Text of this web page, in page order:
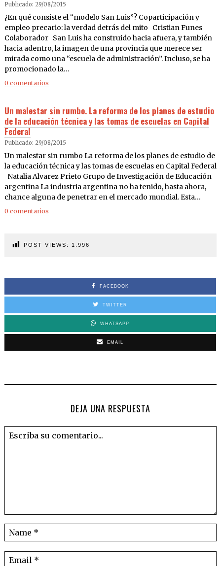
Publicado: 29/08/2015
¿En qué consiste el “modelo San Luis”? Coparticipación y
empleo precario: la verdad detrás del mito Cristian Funes
Colaborador San Luis ha construido hacia afuera, y también
hacia adentro, la imagen de una provincia que merece ser
mirada como una “escuela de administración”. Incluso, se ha
promocionado la…
0 comentarios
Un malestar sin rumbo. La reforma de los planes de estudio
de la educación técnica y las tomas de escuelas en Capital
Federal
Publicado: 29/08/2015
Un malestar sin rumbo La reforma de los planes de estudio de
la educación técnica y las tomas de escuelas en Capital Federal
Natalia Alvarez Prieto Grupo de Investigación de Educación
argentina La industria argentina no ha tenido, hasta ahora,
chance alguna de penetrar en el mercado mundial. Esta…
0 comentarios
POST VIEWS: 1.996
FACEBOOK
TWITTER
WHATSAPP
EMAIL
DEJA UNA RESPUESTA